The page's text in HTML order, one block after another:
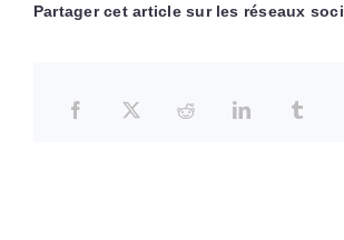
Partager cet article sur les réseaux